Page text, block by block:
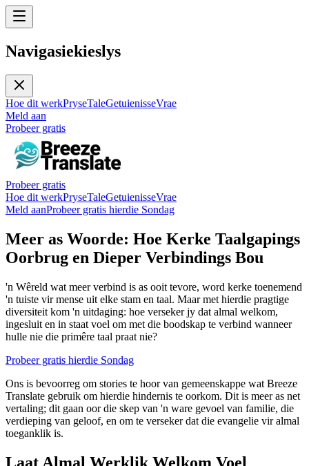
Navigasiekieslys
Hoe dit werkPryseTaleGetuienisseVrae
Meld aan
Probeer gratis
Probeer gratis
Hoe dit werkPryseTaleGetuienisseVrae
Meld aanProbeer gratis hierdie Sondag
Meer as Woorde: Hoe Kerke Taalgapings
Oorbrug en Dieper Verbindings Bou
'n Wêreld wat meer verbind is as ooit tevore, word kerke toenemend
'n tuiste vir mense uit elke stam en taal. Maar met hierdie pragtige
diversiteit kom 'n uitdaging: hoe verseker jy dat almal welkom,
ingesluit en in staat voel om met die boodskap te verbind wanneer
hulle nie die primêre taal praat nie?
Probeer gratis hierdie Sondag
Ons is bevoorreg om stories te hoor van gemeenskappe wat Breeze
Translate gebruik om hierdie hindernis te oorkom. Dit is meer as net
vertaling; dit gaan oor die skep van 'n ware gevoel van familie, die
verdieping van geloof, en om te verseker dat die evangelie vir almal
toeganklik is.
Laat Almal Werklik Welkom Voel